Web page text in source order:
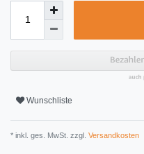
Wunschliste
* inkl. ges. MwSt. zzgl. Versandkosten